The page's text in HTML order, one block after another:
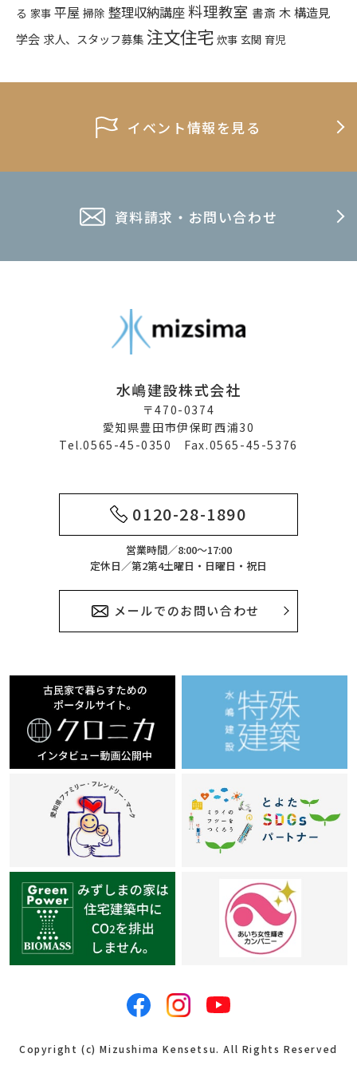
る 家事 平屋 掃除 整理収納講座料理教室 書斎 木構造見
学会 求人、スタッフ募集注文住宅 炊事 玄関 育児
イベント情報を見る
資料請求・お問い合わせ
水嶋建設株式会社
〒470-0374
愛知県豊田市伊保町西浦30
Tel.0565-45-0350 Fax.0565-45-5376
0120-28-1890
営業時間／8:00～17:00
定休日／第2第4土曜日・日曜日・祝日
メールでのお問い合わせ
Copyright (c) Mizushima Kensetsu. All Rights Reserved